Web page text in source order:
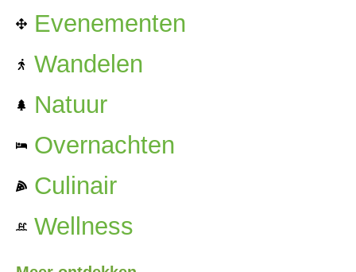
Evenementen
Wandelen
Natuur
Overnachten
Culinair
Wellness